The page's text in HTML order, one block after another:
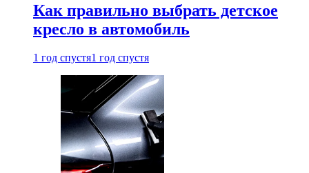
Как правильно выбрать детское
кресло в автомобиль
1 год спустя1 год спустя